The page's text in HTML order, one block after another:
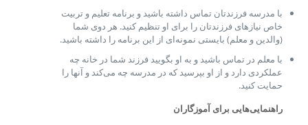
با مدرسه فرزندتان تماس داشته باشید و برنامه تعلیم و تربیت
خاص نیازهای فرزندتان را برای او تنظیم کنید. هر دوی شما
(والدین و معلم) بایستی نمونه‌ای از این برنامه را داشته باشید.
با معلم در تماس باشید و به او بگویید فرزند شما در خانه چه
عملکردی دارد و از او بپرسید که در مدرسه چه می‌کند و آنها را
حمایت کنید.
راهنمایی‌هایی برای آموزگاران